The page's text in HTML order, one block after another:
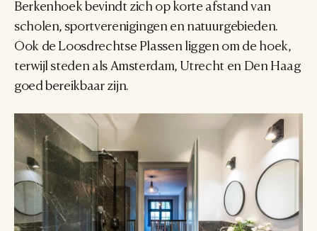
Berkenhoek bevindt zich op korte afstand van
scholen, sportverenigingen en natuurgebieden.
Ook de Loosdrechtse Plassen liggen om de hoek,
terwijl steden als Amsterdam, Utrecht en Den Haag
goed bereikbaar zijn.